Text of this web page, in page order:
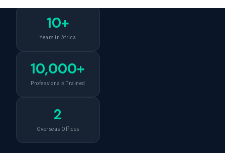
10+
Years in Africa
10,000+
Professionals Trained
2
Overseas Offices